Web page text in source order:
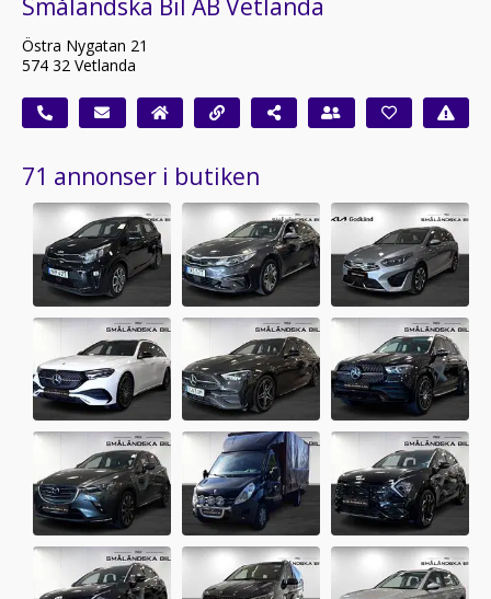
Småländska Bil AB Vetlanda
Östra Nygatan 21
574 32 Vetlanda
71 annonser i butiken